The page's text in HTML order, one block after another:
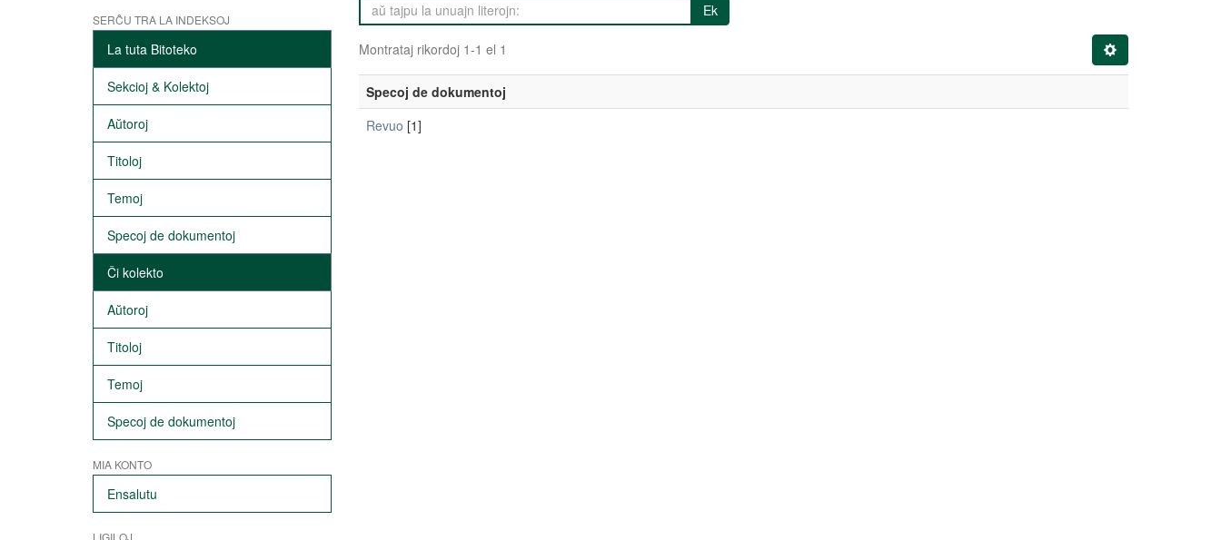
SERĈU TRA LA INDEKSOJ
La tuta Bitoteko
Sekcioj & Kolektoj
Aŭtoroj
Titoloj
Temoj
Specoj de dokumentoj
Ĉi kolekto
Aŭtoroj
Titoloj
Temoj
Specoj de dokumentoj
MIA KONTO
Ensalutu
LIGILOJ
Ek
Montrataj rikordoj 1-1 el 1
Specoj de dokumentoj
Revuo [1]